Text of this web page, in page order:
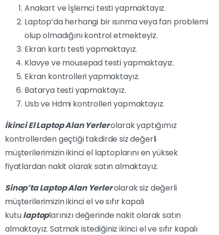
Anakart ve İşlemci testi yapmaktayız.
Laptop’da herhangi bir ısınma veya fan problemi
olup olmadığını kontrol etmekteyiz.
Ekran kartı testi yapmaktayız.
Klavye ve mousepad testi yapmaktayız.
Ekran kontrolleri yapmaktayız.
Batarya testi yapmaktayız.
Usb ve Hdmi kontrolleri yapmaktayız.
İkinci El Laptop Alan Yerlerolarak yaptığımız
kontrollerden geçtiği takdirde siz değerli
müşterilerimizin ikinci el laptoplarını en yüksek
fiyatlardan nakit olarak satın almaktayız.
Sinop’ta Laptop Alan Yerlerolarak siz değerli
müşterilerimizin ikinci el ve sıfır kapalı
kutulaptoplarınızı değerinde nakit olarak satın
almaktayız. Satmak istediğiniz ikinci el ve sıfır kapalı